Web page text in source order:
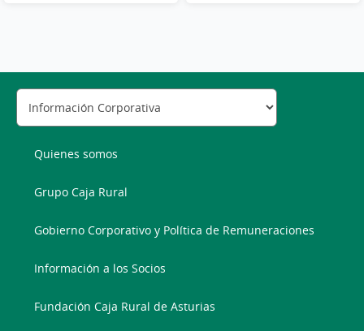
Quienes somos
Grupo Caja Rural
Gobierno Corporativo y Política de Remuneraciones
Información a los Socios
Fundación Caja Rural de Asturias